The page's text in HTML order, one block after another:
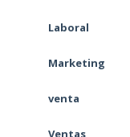
Laboral
Marketing
venta
Ventas